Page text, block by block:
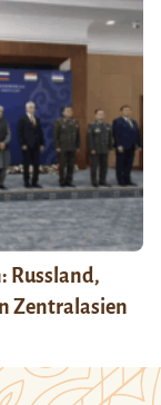
Russland,
Zentralasien